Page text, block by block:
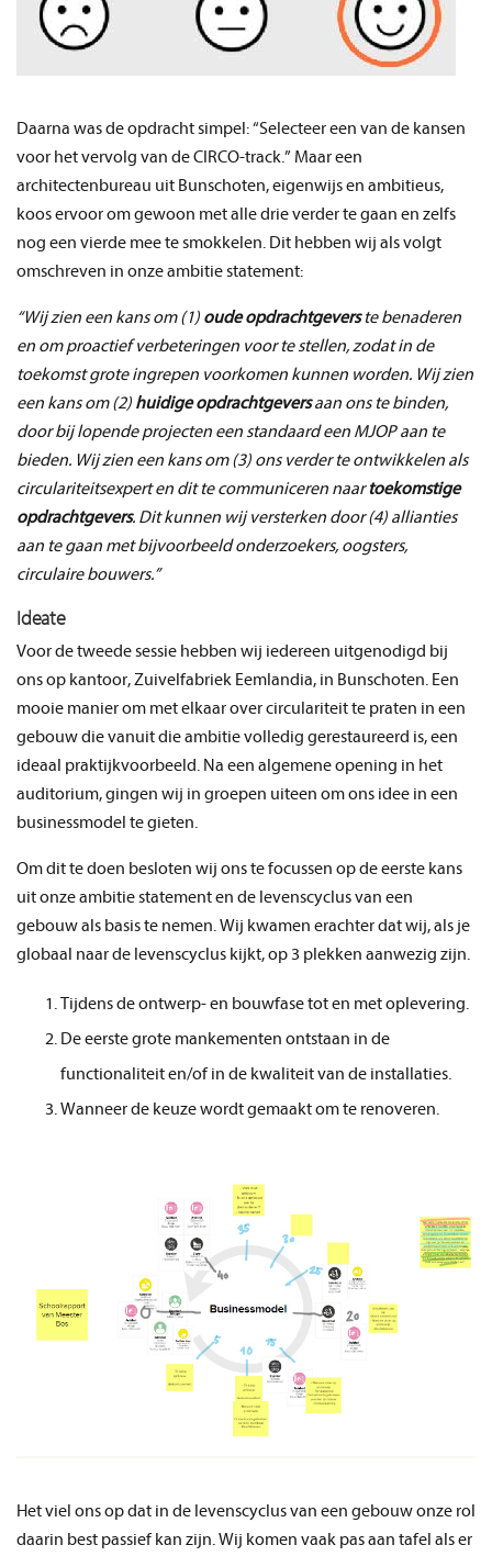
Daarna was de opdracht simpel: “Selecteer een van de kansen
voor het vervolg van de CIRCO-track.” Maar een
architectenbureau uit Bunschoten, eigenwijs en ambitieus,
koos ervoor om gewoon met alle drie verder te gaan en zelfs
nog een vierde mee te smokkelen. Dit hebben wij als volgt
omschreven in onze ambitie statement:
“Wij zien een kans om (1) oude opdrachtgeverste benaderen
en om proactief verbeteringen voor te stellen, zodat in de
toekomst grote ingrepen voorkomen kunnen worden. Wij zien
een kans om (2) huidige opdrachtgeversaan ons te binden,
door bij lopende projecten een standaard een MJOP aan te
bieden. Wij zien een kans om (3) ons verder te ontwikkelen als
circulariteitsexpert en dit te communiceren naartoekomstige
opdrachtgevers. Dit kunnen wij versterken door (4) allianties
aan te gaan met bijvoorbeeld onderzoekers, oogsters,
circulaire bouwers.”
Ideate
Voor de tweede sessie hebben wij iedereen uitgenodigd bij
ons op kantoor, Zuivelfabriek Eemlandia, in Bunschoten. Een
mooie manier om met elkaar over circulariteit te praten in een
gebouw die vanuit die ambitie volledig gerestaureerd is, een
ideaal praktijkvoorbeeld. Na een algemene opening in het
auditorium, gingen wij in groepen uiteen om ons idee in een
businessmodel te gieten.
Om dit te doen besloten wij ons te focussen op de eerste kans
uit onze ambitie statement en de levenscyclus van een
gebouw als basis te nemen. Wij kwamen erachter dat wij, als je
globaal naar de levenscyclus kijkt, op 3 plekken aanwezig zijn.
Tijdens de ontwerp- en bouwfase tot en met oplevering.
De eerste grote mankementen ontstaan in de
functionaliteit en/of in de kwaliteit van de installaties.
Wanneer de keuze wordt gemaakt om te renoveren.
Het viel ons op dat in de levenscyclus van een gebouw onze rol
daarin best passief kan zijn. Wij komen vaak pas aan tafel als er